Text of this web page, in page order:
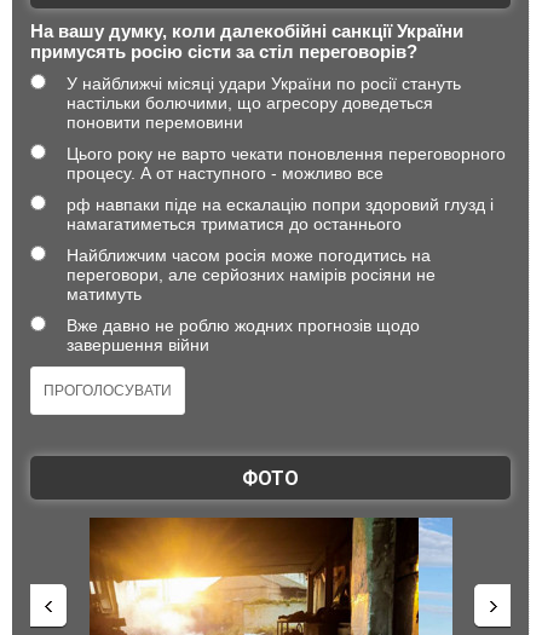
На вашу думку, коли далекобійні санкції України
примусять росію сісти за стіл переговорів?
У найближчі місяці удари України по росії стануть
настільки болючими, що агресору доведеться
поновити перемовини
Цього року не варто чекати поновлення переговорного
процесу. А от наступного - можливо все
рф навпаки піде на ескалацію попри здоровий глузд і
намагатиметься триматися до останнього
Найближчим часом росія може погодитись на
переговори, але серйозних намірів росіяни не
матимуть
Вже давно не роблю жодних прогнозів щодо
завершення війни
ФОТО